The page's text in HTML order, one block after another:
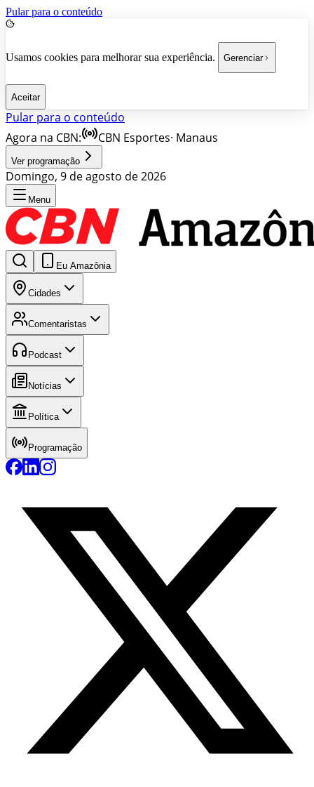
Pular para o conteúdo
Usamos cookies para melhorar sua experiência. Gerenciar
Aceitar
Pular para o conteúdo
Agora na CBN:
CBN Esportes· Manaus
Ver programação
Domingo, 9 de agosto de 2026
Menu
Eu Amazônia
Cidades
Comentaristas
Podcast
Notícias
Política
Programação